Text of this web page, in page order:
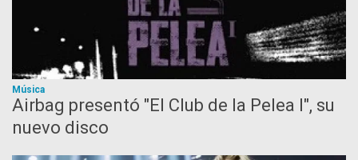
Música
Airbag presentó "El Club de la Pelea I", su
nuevo disco